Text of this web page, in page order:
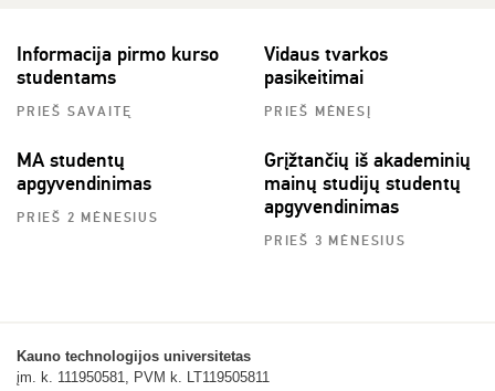
Informacija pirmo kurso
studentams
PRIEŠ SAVAITĘ
Vidaus tvarkos
pasikeitimai
PRIEŠ MĖNESĮ
MA studentų
apgyvendinimas
PRIEŠ 2 MĖNESIUS
Grįžtančių iš akademinių
mainų studijų studentų
apgyvendinimas
PRIEŠ 3 MĖNESIUS
Kauno technologijos universitetas
įm. k. 111950581, PVM k. LT119505811